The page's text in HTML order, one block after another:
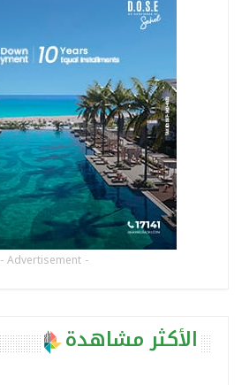
- Advertisement -
الأكثر مشاهدة